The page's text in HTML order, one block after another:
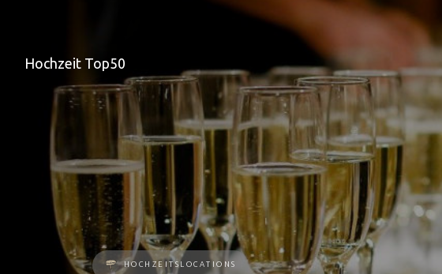
Hochzeit Top50
HOCHZEITSLOCATIONS